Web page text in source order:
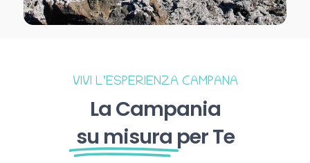
VIVI L’ESPERIENZA CAMPANA
La Campania
su misura per Te